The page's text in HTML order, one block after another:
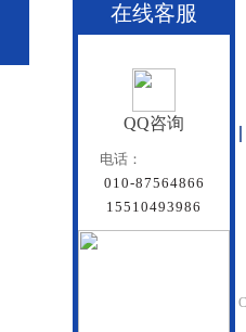
联塑管道
Beijing Doredsun Pipeline
在线客服
QQ咨询
电话：
010-87564866
15510493986